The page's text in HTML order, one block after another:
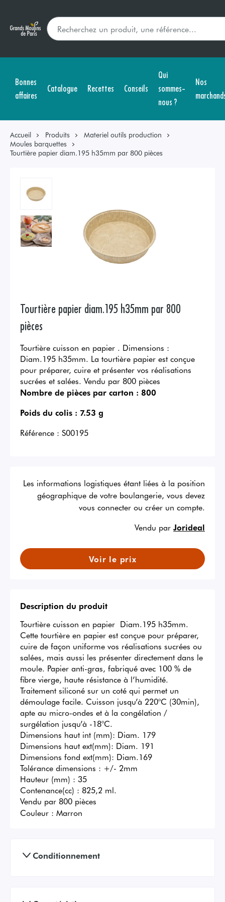
Bonnes
affaires
Catalogue Recettes Conseils
Qui
sommes-
nous ?
Nos
Accueil Produits
Materiel outils production
Moules barquettes
Tourtière papier diam.195 h35mm par 800 pièces
Tourtière papier diam.195 h35mm par 800
pièces
Tourtière cuisson en papier . Dimensions :
Diam.195 h35mm. La tourtière papier est conçue
pour préparer, cuire et présenter vos réalisations
sucrées et salées. Vendu par 800 pièces
Nombre de pièces par carton : 800
Poids du colis : 7.53 g
Référence : S00195
Les informations logistiques étant liées à la position
géographique de votre boulangerie, vous devez
vous connecter ou créer un compte.
Vendu par Jorideal
Voir le prix
Description du produit
Tourtière cuisson en papier  Diam.195 h35mm.
Cette tourtière en papier est conçue pour préparer,
cuire de façon uniforme vos réalisations sucrées ou
salées, mais aussi les présenter directement dans le
moule. Papier anti-gras, fabriqué avec 100 % de
fibre vierge, haute résistance à l’humidité.
Traitement siliconé sur un coté qui permet un
démoulage facile. Cuisson jusqu’à 220°C (30min),
apte au micro-ondes et à la congélation /
surgélation jusqu’à -18°C.
Dimensions haut int (mm): Diam. 179
Dimensions haut ext(mm): Diam. 191
Dimensions fond ext(mm): Diam.169
Tolérance dimensions : +/- 2mm
Hauteur (mm) : 35
Contenance(cc) : 825,2 ml.
Vendu par 800 pièces
Couleur : Marron
Conditionnement